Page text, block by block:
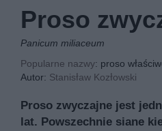
Proso
Panicum miliaceum
Popularne nazwy: proso
Autor: Stanisław Kozłowski
Proso zwyczajne jest
lat. Powszechnie siane